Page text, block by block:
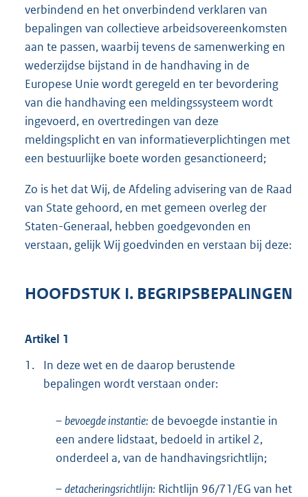
verbindend en het onverbindend verklaren van
bepalingen van collectieve arbeidsovereenkomsten
aan te passen, waarbij tevens de samenwerking en
wederzijdse bijstand in de handhaving in de
Europese Unie wordt geregeld en ter bevordering
van die handhaving een meldingssysteem wordt
ingevoerd, en overtredingen van deze
meldingsplicht en van informatieverplichtingen met
een bestuurlijke boete worden gesanctioneerd;
Zo is het dat Wij, de Afdeling advisering van de Raad
van State gehoord, en met gemeen overleg der
Staten-Generaal, hebben goedgevonden en
verstaan, gelijk Wij goedvinden en verstaan bij deze:
HOOFDSTUK I. BEGRIPSBEPALINGEN
Artikel 1
1.
In deze wet en de daarop berustende
bepalingen wordt verstaan onder:
–bevoegde instantie: de bevoegde instantie in
een andere lidstaat, bedoeld in artikel 2,
onderdeel a, van de handhavingsrichtlijn;
–detacheringsrichtlijn: Richtlijn 96/71/EG van het